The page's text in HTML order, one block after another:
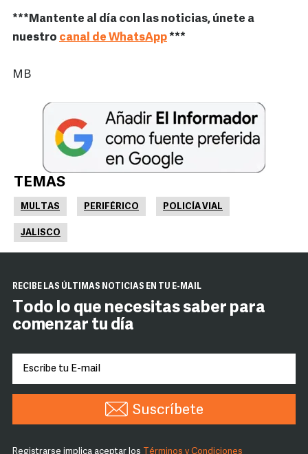
***Mantente al día con las noticias, únete a
nuestro canal de WhatsApp***
MB
TEMAS
MULTAS PERIFÉRICO POLICÍA VIAL
JALISCO
RECIBE LAS ÚLTIMAS NOTICIAS EN TU E-MAIL
Todo lo que necesitas saber para
comenzar tu día
Suscríbete
Registrarse implica aceptar los Términos y Condiciones